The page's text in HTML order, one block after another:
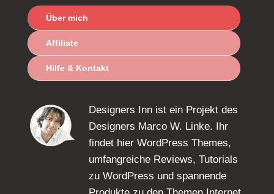
Über mich
Affiliate
Hilfe & Kontakt
Designers Inn ist ein Projekt des
Designers Marco W. Linke. Ihr
findet hier WordPress Themes,
umfangreiche Reviews, Tutorials
zu WordPress und spannende